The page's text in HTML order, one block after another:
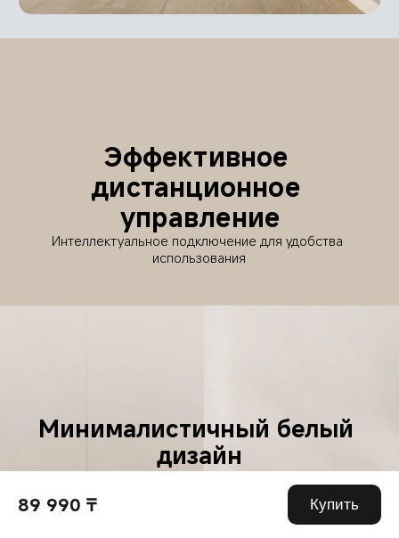
89 990 ₸ Купить
Эффективное
дистанционное
управление
Интеллектуальное подключение для удобства
использования
Минималистичный белый
дизайн
Идеально впишется в
интерьер вашего дома